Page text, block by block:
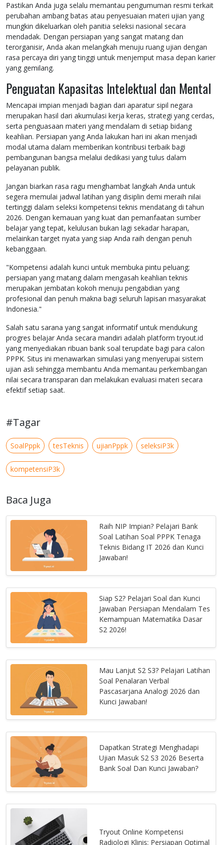
Pastikan Anda juga selalu memantau pengumuman resmi terkait
perubahan ambang batas atau penyesuaian materi ujian yang
mungkin dikeluarkan oleh panitia seleksi nasional secara
mendadak. Dengan persiapan yang sangat matang dan
terorganisir, Anda akan melangkah menuju ruang ujian dengan
rasa percaya diri yang tinggi untuk menjemput masa depan karier
yang gemilang.
Penguatan Kapasitas Intelektual dan Mental
Mencapai impian menjadi bagian dari aparatur sipil negara
merupakan hasil dari akumulasi kerja keras, strategi yang cerdas,
serta penguasaan materi yang mendalam di setiap bidang
keahlian. Persiapan yang Anda lakukan hari ini akan menjadi
modal utama dalam memberikan kontribusi terbaik bagi
pembangunan bangsa melalui dedikasi yang tulus dalam
pelayanan publik.
Jangan biarkan rasa ragu menghambat langkah Anda untuk
segera memulai jadwal latihan yang disiplin demi meraih nilai
tertinggi dalam seleksi kompetensi teknis mendatang di tahun
2026. Dengan kemauan yang kuat dan pemanfaatan sumber
belajar yang tepat, kelulusan bukan lagi sekadar harapan,
melainkan target nyata yang siap Anda raih dengan penuh
kebanggaan.
"Kompetensi adalah kunci untuk membuka pintu peluang;
persiapan yang matang dalam mengasah keahlian teknis
merupakan jembatan kokoh menuju pengabdian yang
profesional dan penuh makna bagi seluruh lapisan masyarakat
Indonesia."
Salah satu sarana yang sangat informatif untuk mendukung
progres belajar Anda secara mandiri adalah platform tryout.id
yang menyediakan ribuan bank soal terupdate bagi para calon
PPPK. Situs ini menawarkan simulasi yang menyerupai sistem
ujian asli sehingga membantu Anda memantau perkembangan
nilai secara transparan dan melakukan evaluasi materi secara
efektif setiap saat.
#Tagar
SoalPppk tesTeknis ujianPppk seleksiP3k
kompetensiP3k
Baca Juga
Raih NIP Impian? Pelajari Bank
Soal Latihan Soal PPPK Tenaga
Teknis Bidang IT 2026 dan Kunci
Jawaban!
Siap S2? Pelajari Soal dan Kunci
Jawaban Persiapan Mendalam Tes
Kemampuan Matematika Dasar
S2 2026!
Mau Lanjut S2 S3? Pelajari Latihan
Soal Penalaran Verbal
Pascasarjana Analogi 2026 dan
Kunci Jawaban!
Dapatkan Strategi Menghadapi
Ujian Masuk S2 S3 2026 Beserta
Bank Soal Dan Kunci Jawaban?
Tryout Online Kompetensi
Radiologi Klinis: Persiapan Optimal